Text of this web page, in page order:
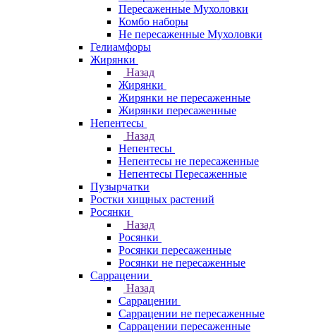
Пересаженные Мухоловки
Комбо наборы
Не пересаженные Мухоловки
Гелиамфоры
Жирянки
Назад
Жирянки
Жирянки не пересаженные
Жирянки пересаженные
Непентесы
Назад
Непентесы
Непентесы не пересаженные
Непентесы Пересаженные
Пузырчатки
Ростки хищных растений
Росянки
Назад
Росянки
Росянки пересаженные
Росянки не пересаженные
Саррацении
Назад
Саррацении
Саррацении не пересаженные
Саррацении пересаженные